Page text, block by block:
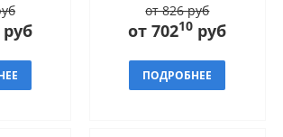
от 826 руб
от 70210 руб
ПОДРОБНЕЕ